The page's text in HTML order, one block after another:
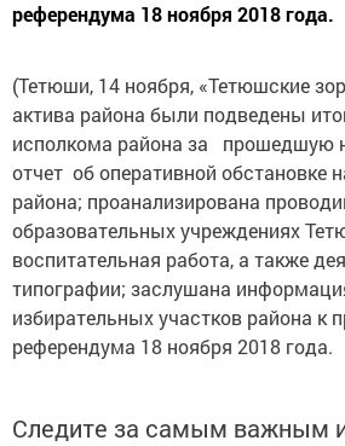
референдума 18 ноября 2018 года.
(Тетюши, 14 ноября, «Тетюшские
актива района были подведены
исполкома района за прошедшую
отчет об оперативной обстановке
района; проанализирована
образовательных учреждениях
воспитательная работа, а также
типографии; заслушана
избирательных участков района к
референдума 18 ноября 2018 года.
Следите за самым важным